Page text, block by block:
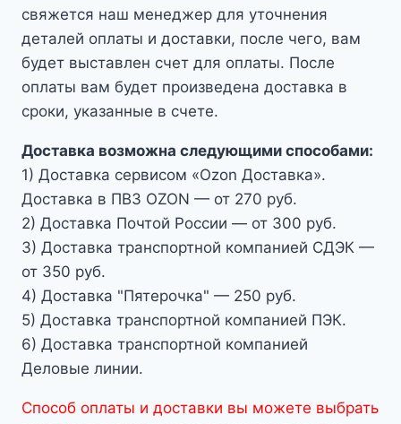
свяжется наш менеджер для уточнения
деталей оплаты и доставки, после чего, вам
будет выставлен счет для оплаты. После
оплаты вам будет произведена доставка в
сроки, указанные в счете.
Доставка возможна следующими способами:
1) Доставка сервисом «Ozon Доставка».
Доставка в ПВЗ OZON — от 270 руб.
2) Доставка Почтой России — от 300 руб.
3) Доставка транспортной компанией СДЭК —
от 350 руб.
4) Доставка "Пятерочка" — 250 руб.
5) Доставка транспортной компанией ПЭК.
6) Доставка транспортной компанией
Деловые линии.
Способ оплаты и доставки вы можете выбрать